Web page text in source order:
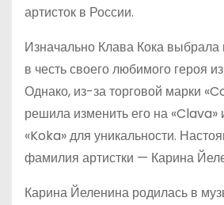
артисток в России.
Изначально Клава Кока выбрала
в честь своего любимого героя
Однако, из-за торговой марки
решила изменить его на «Clava»
«Koka» для уникальности.
фамилия артистки — Карина
Карина Йеленина родилась в